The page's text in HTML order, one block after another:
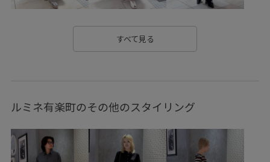
ニュアンスがある ハイゲージ ハーフパンツ
プレーティング
ミニマル ミュール メンズライク
上品 伸縮性 光沢感 取り外し可能
女性らしいシルエット 安定感 幅広 快適
快適な着心地 滑らかな風合い 牛革 着回しやすい
すべて見る
ルミネ有楽町のその他のスタイリング